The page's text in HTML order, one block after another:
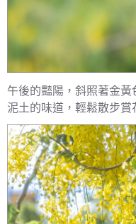
午後的豔陽，斜照著金
泥土的味道，輕鬆散步賞